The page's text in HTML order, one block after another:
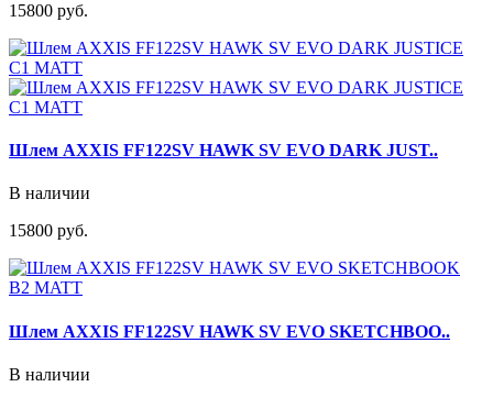
15800 руб.
Шлем AXXIS FF122SV HAWK SV EVO DARK JUST..
В наличии
15800 руб.
Шлем AXXIS FF122SV HAWK SV EVO SKETCHBOO..
В наличии